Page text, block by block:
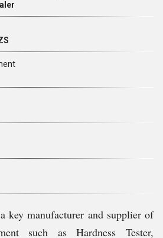
गैर-विनाशकारी परीक्षण (NDT
key manufacturer and supplier of
such as Hardness Tester,